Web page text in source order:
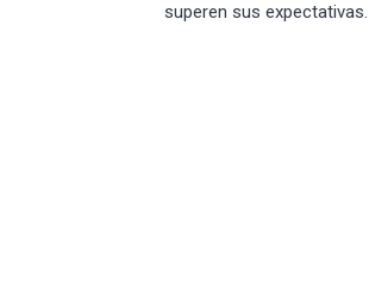
superen sus expectativas.